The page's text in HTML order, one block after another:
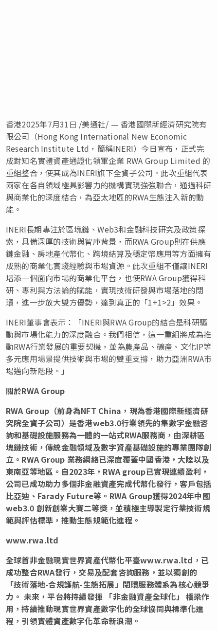
香港2025年7月31日 /美通社/ — 香港國際新經濟研究院有
限公司（Hong Kong International New Economic
Research Institute Ltd，簡稱INERI）今日宣布，正式完
成對知名實體資產通證化領軍企業 RWA Group Limited 的
重組整合，使其成為INERI旗下全資子公司。此次重組代表
兩家在各自領域極具影響力的機構實現強強聯合，通過科研
與商業化的深度結合，為亞太地區的RWA生態注入新的動
能。
INERI長期專注於區塊鏈、Web3和金融科技研究及政策探
索，具備深厚的技術與智庫背景，而RWA Group則在供應
鏈金融、房地產代幣化、跨境結算及穩定幣應用等方面擁有
成熟的商業化實踐經驗與市場資源。此次重組不僅讓INERI
增添一個面向市場的商業化平台，也使RWA Group獲得科
研、專利與方法論的賦能，實現技術研發與市場落地的閉
環，進一步放大雙方優勢，達到真正的「1+1>2」效果。
INERI董事會表示：「INERI與RWA Group的結合是科研驅
動與市場化能力的深度融合。我們相信，這一重組將成為推
動RWA行業發展的重要契機，並為農產品、礦產、文化IP等
多元應用場景提供技術與市場的雙重支撐，助力亞洲RWA市
場邁向新階段。」
關於RWA Group
RWA Group（前身為NFT China，現為香港國際新經濟研
究院全資子公司）是香港web3.0行業領先的集數字金融咨
詢和基礎設施服務為一體的一站式RWA服務商，由深耕區
塊鏈技術，傳統金融領域及數字資產基礎設施的專業團隊創
立。RWA Group 業務網絡已深度覆蓋中國香港，大陸以及
東南亞等地區。自2023年，RWA group已實現連續盈利，
公司已成功助力多個非金融資產完成代幣化發行，客戶包括
比亞迪、Farady Future等。RWA Group獲得2024年中國
web3.0 創新創業大賽二等獎，並積極主導製定行業技術規
範與評估標準，推動生態規範化進程。
www.rwa.ltd
全球首非金融現實世界資產代幣化平臺www.rwa.ltd，已
成功整合RWA發行，交易及配套咨詢服務，並以獨創的
「技術落地-合規護航-生態拓展」閉環服務體系為核心競爭
力。 未來，平台將持續發揮 「非金融資產全球化」 橋梁作
用，持續推動現實世界資產數字化的全球協同與標準化進
程，引領實體資產數字化革命新浪潮。